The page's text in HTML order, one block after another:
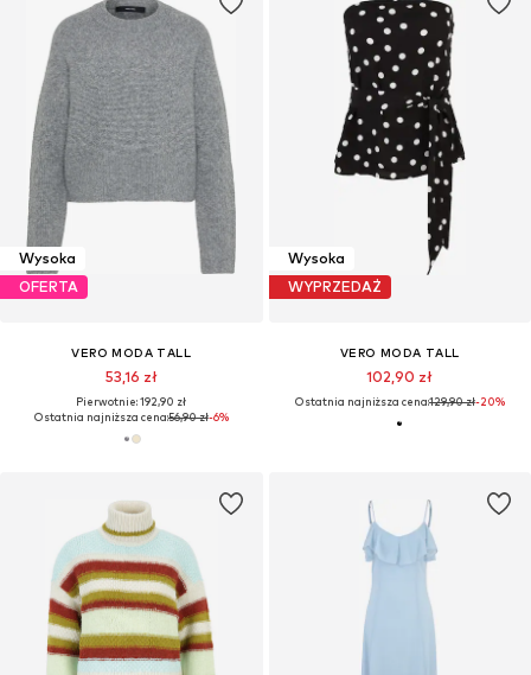
Wysoka
OFERTA
VERO MODA TALL
53,16 zł
Pierwotnie: 192,90 zł
Ostatnia najniższa cena:56,90 zł-6%
Wysoka
WYPRZEDAŻ
VERO MODA TALL
102,90 zł
Ostatnia najniższa cena:129,90 zł-20%